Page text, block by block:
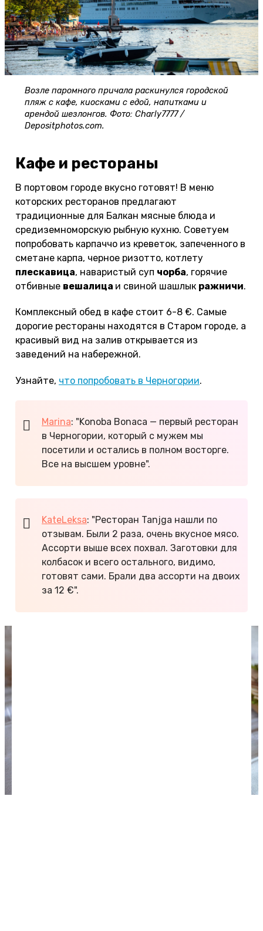
Возле паромного причала раскинулся городской
пляж с кафе, киосками с едой, напитками и
арендой шезлонгов. Фото: Charly7777 /
Depositphotos.com.
Кафе и рестораны
В портовом городе вкусно готовят! В меню
которских ресторанов предлагают
традиционные для Балкан мясные блюда и
средиземноморскую рыбную кухню. Советуем
попробовать карпаччо из креветок, запеченного в
сметане карпа, черное ризотто, котлету
плескавица, наваристый суп чорба, горячие
отбивные вешалица и свиной шашлык ражничи.
Комплексный обед в кафе стоит 6-8 €. Самые
дорогие рестораны находятся в Старом городе, а
красивый вид на залив открывается из
заведений на набережной.
Узнайте, что попробовать в Черногории.
Marina: "Konoba Bonaca — первый ресторан
в Черногории, который с мужем мы
посетили и остались в полном восторге.
Все на высшем уровне".
KateLeksa: "Ресторан Tanjga нашли по
отзывам. Были 2 раза, очень вкусное мясо.
Ассорти выше всех похвал. Заготовки для
колбасок и всего остального, видимо,
готовят сами. Брали два ассорти на двоих
за 12 €".